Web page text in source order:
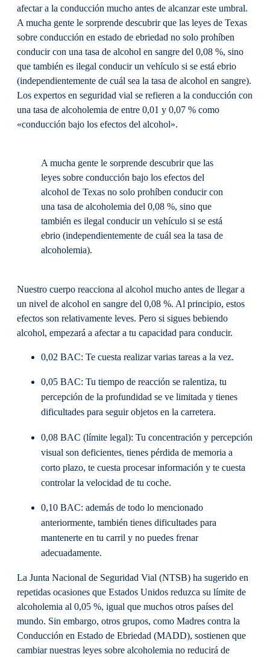
afectar a la conducción mucho antes de alcanzar este umbral.
A mucha gente le sorprende descubrir que las leyes de Texas
sobre conducción en estado de ebriedad no solo prohíben
conducir con una tasa de alcohol en sangre del 0,08 %, sino
que también es ilegal conducir un vehículo si se está ebrio
(independientemente de cuál sea la tasa de alcohol en sangre).
Los expertos en seguridad vial se refieren a la conducción con
una tasa de alcoholemia de entre 0,01 y 0,07 % como
«conducción bajo los efectos del alcohol».
A mucha gente le sorprende descubrir que las
leyes sobre conducción bajo los efectos del
alcohol de Texas no solo prohíben conducir con
una tasa de alcoholemia del 0,08 %, sino que
también es ilegal conducir un vehículo si se está
ebrio (independientemente de cuál sea la tasa de
alcoholemia).
Nuestro cuerpo reacciona al alcohol mucho antes de llegar a
un nivel de alcohol en sangre del 0,08 %. Al principio, estos
efectos son relativamente leves. Pero si sigues bebiendo
alcohol, empezará a afectar a tu capacidad para conducir.
0,02 BAC: Te cuesta realizar varias tareas a la vez.
0,05 BAC: Tu tiempo de reacción se ralentiza, tu
percepción de la profundidad se ve limitada y tienes
dificultades para seguir objetos en la carretera.
0,08 BAC (límite legal): Tu concentración y percepción
visual son deficientes, tienes pérdida de memoria a
corto plazo, te cuesta procesar información y te cuesta
controlar la velocidad de tu coche.
0,10 BAC: además de todo lo mencionado
anteriormente, también tienes dificultades para
mantenerte en tu carril y no puedes frenar
adecuadamente.
La Junta Nacional de Seguridad Vial (NTSB) ha sugerido en
repetidas ocasiones que Estados Unidos reduzca su límite de
alcoholemia al 0,05 %, igual que muchos otros países del
mundo. Sin embargo, otros grupos, como Madres contra la
Conducción en Estado de Ebriedad (MADD), sostienen que
cambiar nuestras leyes sobre alcoholemia no reducirá de